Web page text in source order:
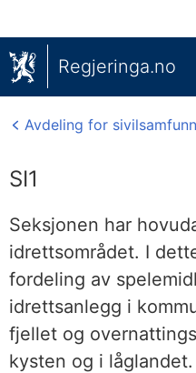
Regjeringa.no
Avdeling for
SI1
Seksjonen har
idrettsområdet. I
fordeling av
idrettsanlegg i
fjellet og
kysten og i